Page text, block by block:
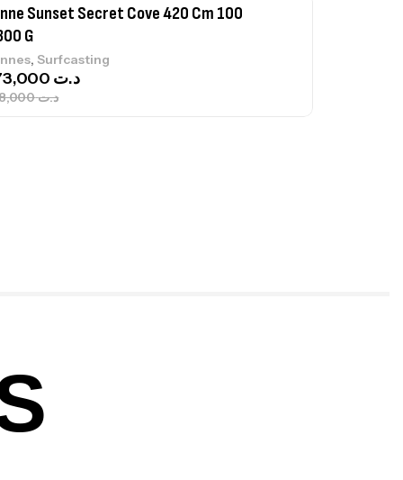
Sunset Secret Cove 420 Cm 100
G
, Surfcasting
د.ت748,000
د.ت
د.ت420,000